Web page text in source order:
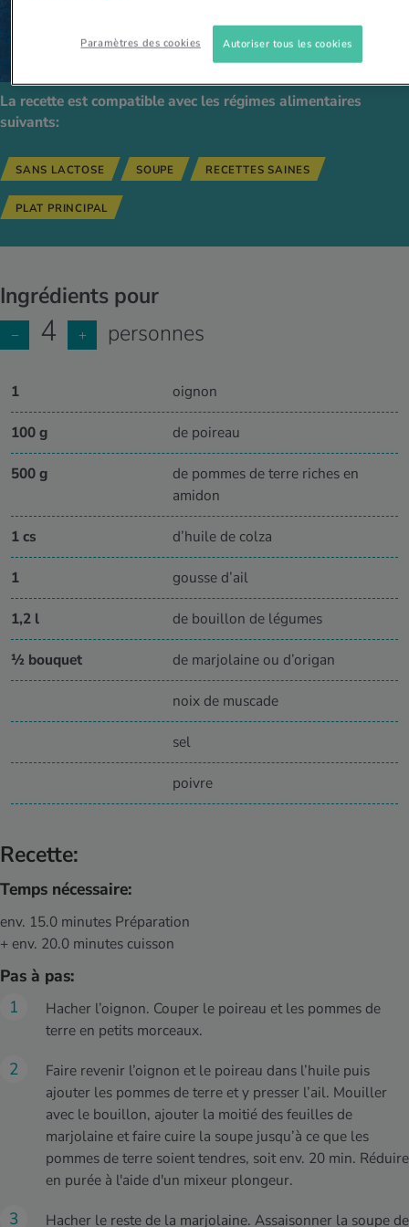
La recette est compatible avec les régimes alimentaires
suivants:
SANS LACTOSE SOUPE RECETTES SAINES
PLAT PRINCIPAL
Ingrédients pour
− 4 + personnes
1 oignon
100 g de poireau
500 g
de pommes de terre riches en
amidon
1 cs d’huile de colza
1 gousse d’ail
1,2 l de bouillon de légumes
½ bouquet de marjolaine ou d’origan
noix de muscade
sel
poivre
Recette:
Temps nécessaire:
env. 15.0 minutes Préparation
+ env. 20.0 minutes cuisson
Pas à pas:
Hacher l’oignon. Couper le poireau et les pommes de
terre en petits morceaux.
Faire revenir l’oignon et le poireau dans l’huile puis
ajouter les pommes de terre et y presser l’ail. Mouiller
avec le bouillon, ajouter la moitié des feuilles de
marjolaine et faire cuire la soupe jusqu’à ce que les
pommes de terre soient tendres, soit env. 20 min. Réduire
en purée à l'aide d'un mixeur plongeur.
Hacher le reste de la marjolaine. Assaisonner la soupe de
Paramètres des cookies Autoriser tous les cookies